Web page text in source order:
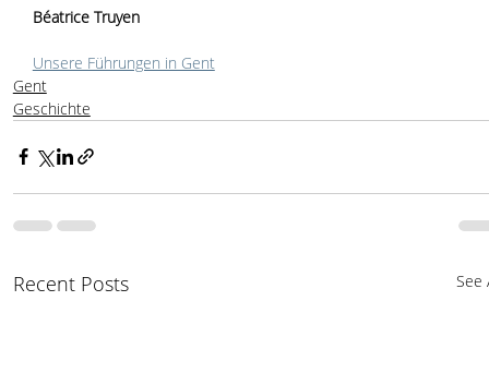
Béatrice Truyen
Unsere Führungen in Gent
Gent
Geschichte
Recent Posts See